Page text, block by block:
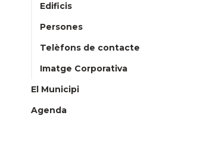
Edificis
Persones
Telèfons de contacte
Imatge Corporativa
El Municipi
Agenda